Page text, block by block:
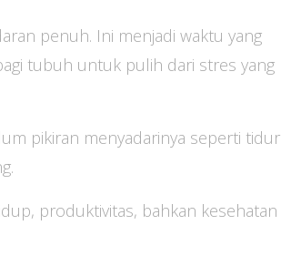
penuh. Ini menjadi waktu yang
tubuh untuk pulih dari stres yang
pikiran menyadarinya seperti tidur
produktivitas, bahkan kesehatan